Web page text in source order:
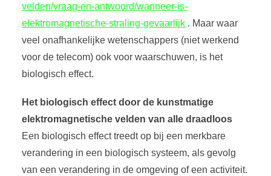
velden/vraag-en-antwoord/wanneer-is-
elektromagnetische-straling-gevaarlijk. Maar waar
veel onafhankelijke wetenschappers (niet werkend
voor de telecom) ook voor waarschuwen, is het
biologisch effect.
Het biologisch effect door de kunstmatige
elektromagnetische velden van alle draadloos
Een biologisch effect treedt op bij een merkbare
verandering in een biologisch systeem, als gevolg
van een verandering in de omgeving of een activiteit.